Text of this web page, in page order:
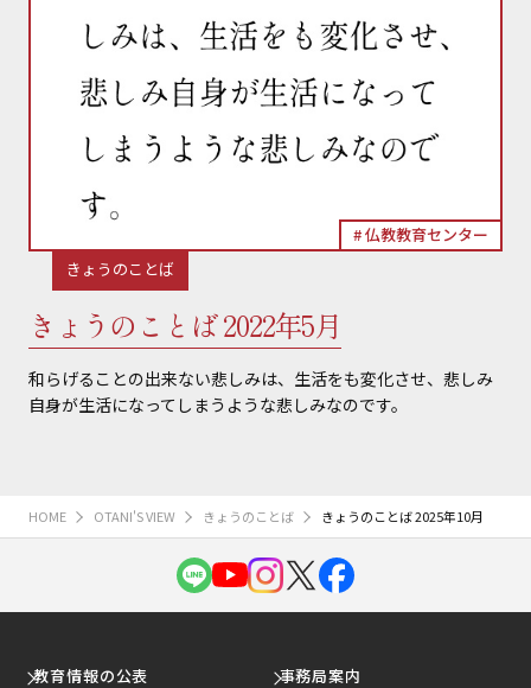
仏教教育センター
きょうのことば
きょうのことば 2022年5月
和らげることの出来ない悲しみは、生活をも変化させ、悲しみ
自身が生活になってしまうような悲しみなのです。
HOME OTANI'S VIEW きょうのことば きょうのことば 2025年10月
教育情報の公表
事務局案内